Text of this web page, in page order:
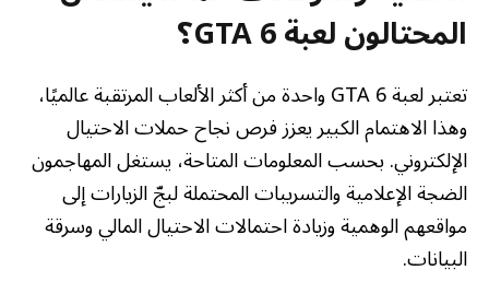
المحتالون لعبة GTA 6؟
تعتبر لعبة GTA 6 واحدة من أكثر الألعاب المرتقبة عالميًا،
وهذا الاهتمام الكبير يعزز فرص نجاح حملات الاحتيال
الإلكتروني. بحسب المعلومات المتاحة، يستغل المهاجمون
الضجة الإعلامية والتسريبات المحتملة لبجّ الزيارات إلى
مواقعهم الوهمية وزيادة احتمالات الاحتيال المالي وسرقة
البيانات.